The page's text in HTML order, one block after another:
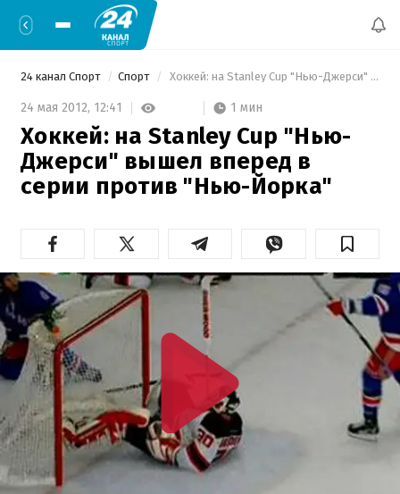
24 канал Спорт Спорт Хоккей: на Stanley Cup "Нью-Джерси" вышел вперед в серии против "Нью-Йорка"
24 мая 2012, 12:41 1 мин
Хоккей: на Stanley Cup "Нью-
Джерси" вышел вперед в
серии против "Нью-Йорка"